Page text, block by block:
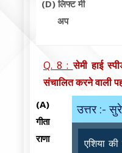
(D)लिफ्ट मी
अप
Q. 8 :सेमी हाई
संचालित करने वाली
(A)
गीता
राणा
उत्तर :-
एशिया